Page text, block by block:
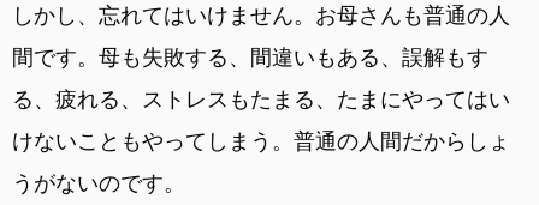
しかし、忘れてはいけません。お母さんも普通の人
間です。母も失敗する、間違いもある、誤解もす
る、疲れる、ストレスもたまる、たまにやってはい
けないこともやってしまう。普通の人間だからしょ
うがないのです。